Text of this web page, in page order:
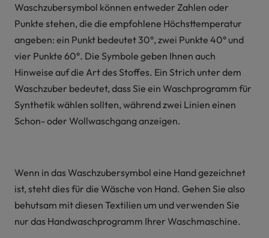
Waschzubersymbol können entweder Zahlen oder
Punkte stehen, die die empfohlene Höchsttemperatur
angeben: ein Punkt bedeutet 30°, zwei Punkte 40° und
vier Punkte 60°. Die Symbole geben Ihnen auch
Hinweise auf die Art des Stoffes. Ein Strich unter dem
Waschzuber bedeutet, dass Sie ein Waschprogramm für
Synthetik wählen sollten, während zwei Linien einen
Schon- oder Wollwaschgang anzeigen.
Wenn in das Waschzubersymbol eine Hand gezeichnet
ist, steht dies für die Wäsche von Hand. Gehen Sie also
behutsam mit diesen Textilien um und verwenden Sie
nur das Handwaschprogramm Ihrer Waschmaschine.